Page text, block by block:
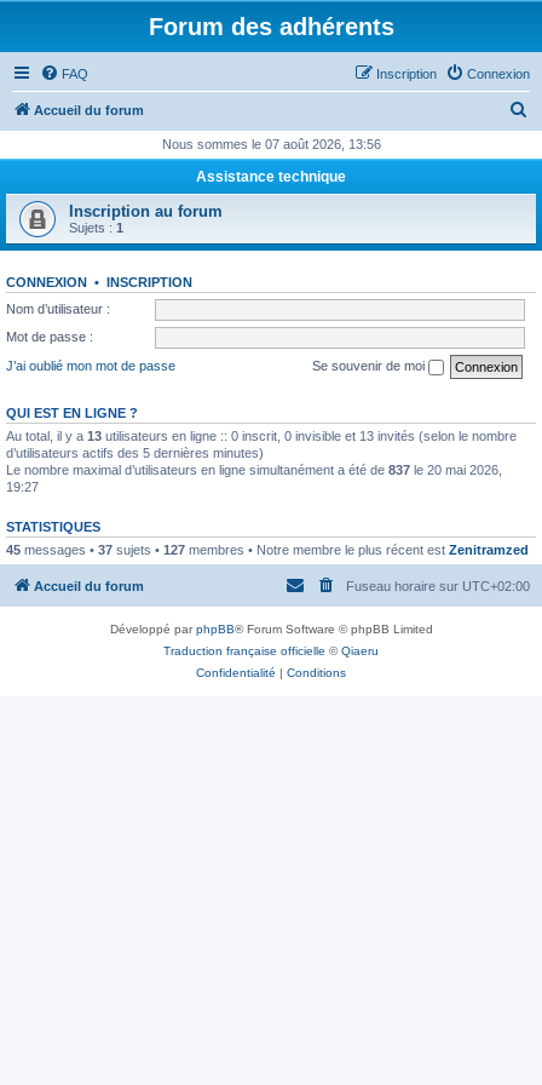
Forum des adhérents
FAQ Connexion
Inscription
Accueil du forum
h
r
Nous sommes le 07 août 2026, 13:56
Assistance technique
Inscription au forum
Sujets : 1
CONNEXION • INSCRIPTION
Nom d’utilisateur :
Mot de passe :
J’ai oublié mon mot de passe
Se souvenir de moi
QUI EST EN LIGNE ?
Au total, il y a 13 utilisateurs en ligne :: 0 inscrit, 0 invisible et 13 invités (selon le nombre
d’utilisateurs actifs des 5 dernières minutes)
Le nombre maximal d’utilisateurs en ligne simultanément a été de 837 le 20 mai 2026,
19:27
STATISTIQUES
45 messages • 37 sujets • 127 membres • Notre membre le plus récent est Zenitramzed
Accueil du forum Fuseau horaire sur UTC+02:00
Développé parphpBB® Forum Software © phpBB Limited
Traduction française officielle ©Qiaeru
Confidentialité | Conditions